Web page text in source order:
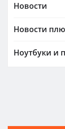
Новости
Новости
Ноутбуки и